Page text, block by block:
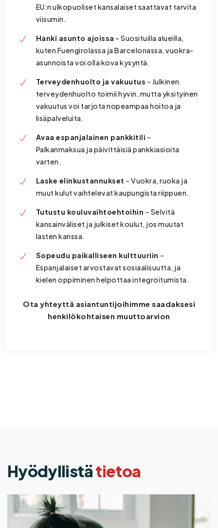
EU:n ulkopuoliset kansalaiset saattavat tarvita
viisumin.
Hanki asunto ajoissa – Suosituilla alueilla,
kuten Fuengirolassa ja Barcelonassa, vuokra-
asunnoista voi olla kova kysyntä.
Terveydenhuolto ja vakuutus – Julkinen
terveydenhuolto toimii hyvin, mutta yksityinen
vakuutus voi tarjota nopeampaa hoitoa ja
lisäpalveluita.
Avaa espanjalainen pankkitili –
Palkanmaksua ja päivittäisiä pankkiasioita
varten.
Laske elinkustannukset – Vuokra, ruoka ja
muut kulut vaihtelevat kaupungista riippuen.
Tutustu kouluvaihtoehtoihin – Selvitä
kansainväliset ja julkiset koulut, jos muutat
lasten kanssa.
Sopeudu paikalliseen kulttuuriin –
Espanjalaiset arvostavat sosiaalisuutta, ja
kielen oppiminen helpottaa integroitumista.
Ota yhteyttä asiantuntijoihimme saadaksesi
henkilökohtaisen muuttoarvion
Hyödyllistätietoa